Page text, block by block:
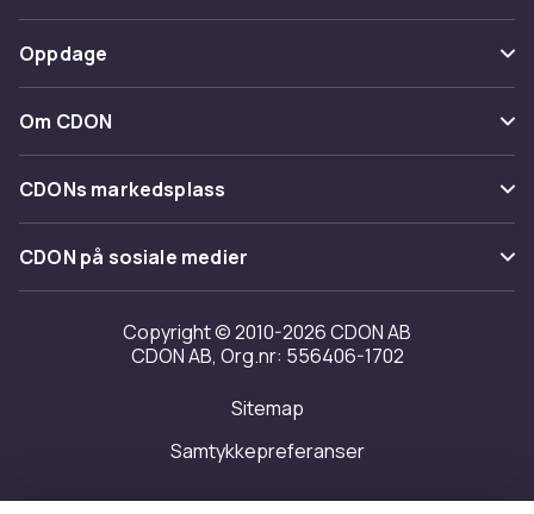
Spor pakke
Angre & returner her
Kontakt oss
Betaling
Levering
Tilbakekallinger
Oppdage
Kategorier
Varemerker
Om CDON
Om oss
Kundeanmeldelser
Jobbe på CDON
Investor relations
Tilgjengelighet
CDONs markedsplass
Merchant Help Center
CDON på sosiale medier
Copyright © 2010-2026 CDON AB
CDON AB, Org.nr: 556406-1702
Sitemap
Samtykkepreferanser